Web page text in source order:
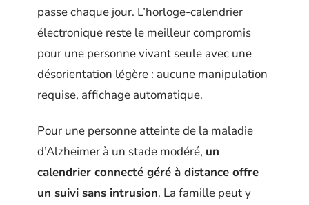
passe chaque jour. L’horloge-calendrier
électronique reste le meilleur compromis
pour une personne vivant seule avec une
désorientation légère : aucune manipulation
requise, affichage automatique.
Pour une personne atteinte de la maladie
d’Alzheimer à un stade modéré, un
calendrier connecté géré à distance offre
un suivi sans intrusion. La famille peut y